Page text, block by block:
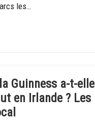
les…
Guinness a-t-elle
en Irlande ? Les